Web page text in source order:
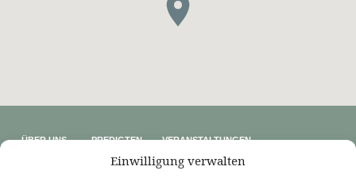
Einwilligung verwalten
ÜBER UNS
PREDIGTEN
Predigtreihen
VERANSTALTUNGEN
Sommerfreizeit